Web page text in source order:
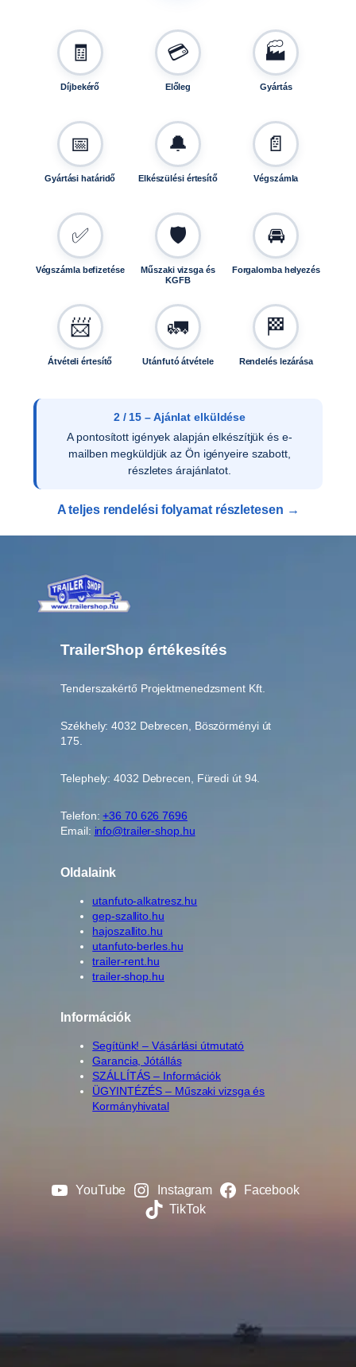
🧾
Díjbekérő
💳
Előleg
🏭
Gyártás
📅
Gyártási határidő
🔔
Elkészülési értesítő
📄
Végszámla
✅
Végszámla befizetése
🛡️
Műszaki vizsga és
KGFB
🚘
Forgalomba helyezés
📨
Átvételi értesítő
🚛
Utánfutó átvétele
🏁
Rendelés lezárása
2 / 15 – Ajánlat elküldése
A pontosított igények alapján elkészítjük és e-
mailben megküldjük az Ön igényeire szabott,
részletes árajánlatot.
A teljes rendelési folyamat részletesen →
TrailerShop értékesítés
Tenderszakértő Projektmenedzsment Kft.
Székhely: 4032 Debrecen, Böszörményi út
175.
Telephely: 4032 Debrecen, Füredi út 94.
Telefon:+36 70 626 7696
Email: info@trailer-shop.hu
Oldalaink
utanfuto-alkatresz.hu
gep-szallito.hu
hajoszallito.hu
utanfuto-berles.hu
trailer-rent.hu
trailer-shop.hu
Információk
Segítünk! – Vásárlási útmutató
Garancia, Jótállás
SZÁLLÍTÁS – Információk
ÜGYINTÉZÉS – Műszaki vizsga és
Kormányhivatal
YouTube Instagram
Facebook
TikTok